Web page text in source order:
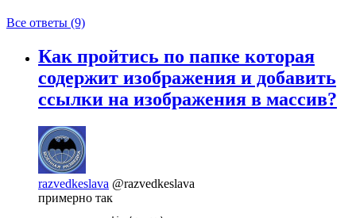
Все ответы (9)
Как пройтись по папке которая
содержит изображения и добавить
ссылки на изображения в массив?
razvedkeslava @razvedkeslava
примерно так